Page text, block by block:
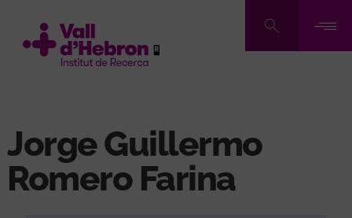
contingut
Jorge Guillermo
Romero Farina